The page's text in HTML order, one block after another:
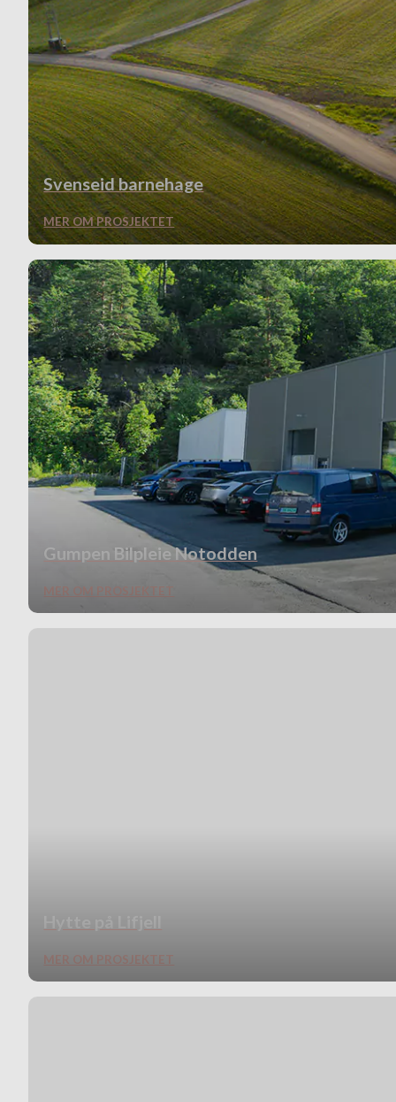
Svenseid barnehage
MER OM PROSJEKTET
Gumpen Bilpleie Notodden
MER OM PROSJEKTET
MER OM PROSJEKTET